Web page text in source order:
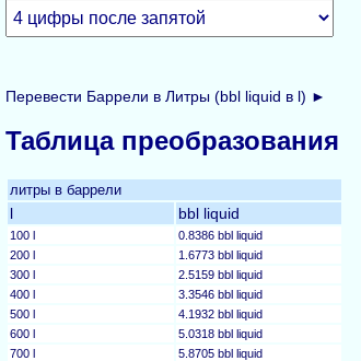
Перевести Баррели в Литры (bbl liquid в l) ►
Таблица преобразования
литры в баррели
l bbl liquid
100 l
0.8386 bbl liquid
200 l
1.6773 bbl liquid
300 l
2.5159 bbl liquid
400 l
3.3546 bbl liquid
500 l
4.1932 bbl liquid
600 l
5.0318 bbl liquid
700 l
5.8705 bbl liquid